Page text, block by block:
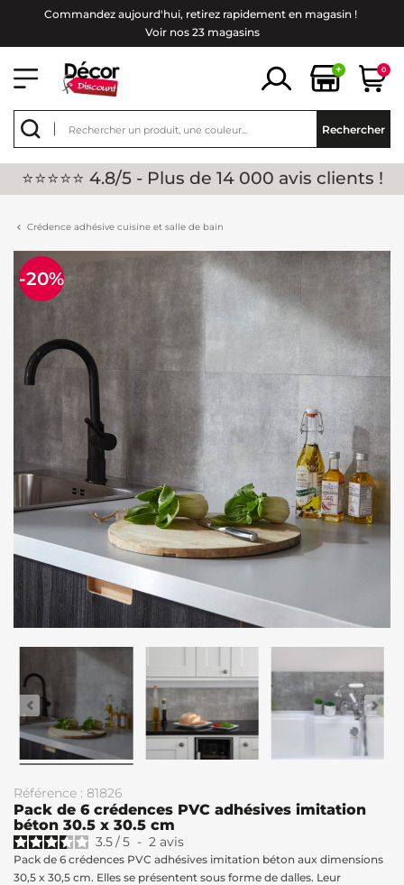
Commandez aujourd'hui, retirez rapidement en magasin !
Voir nos 23 magasins
+ 0
Rechercher
⭐⭐⭐⭐⭐ 4.8/5 - Plus de 14 000 avis clients !
Crédence adhésive cuisine et salle de bain
-20%
Référence : 81826
Pack de 6 crédences PVC adhésives imitation
béton 30.5 x 30.5 cm
3.5/5 - 2 avis
Pack de 6 crédences PVC adhésives imitation béton aux dimensions
30,5 x 30,5 cm. Elles se présentent sous forme de dalles. Leur